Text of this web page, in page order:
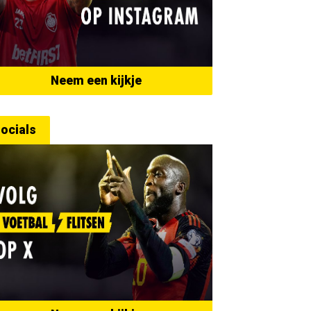
Neem een kijkje